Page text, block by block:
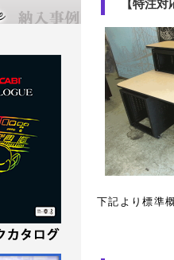
下記より標準